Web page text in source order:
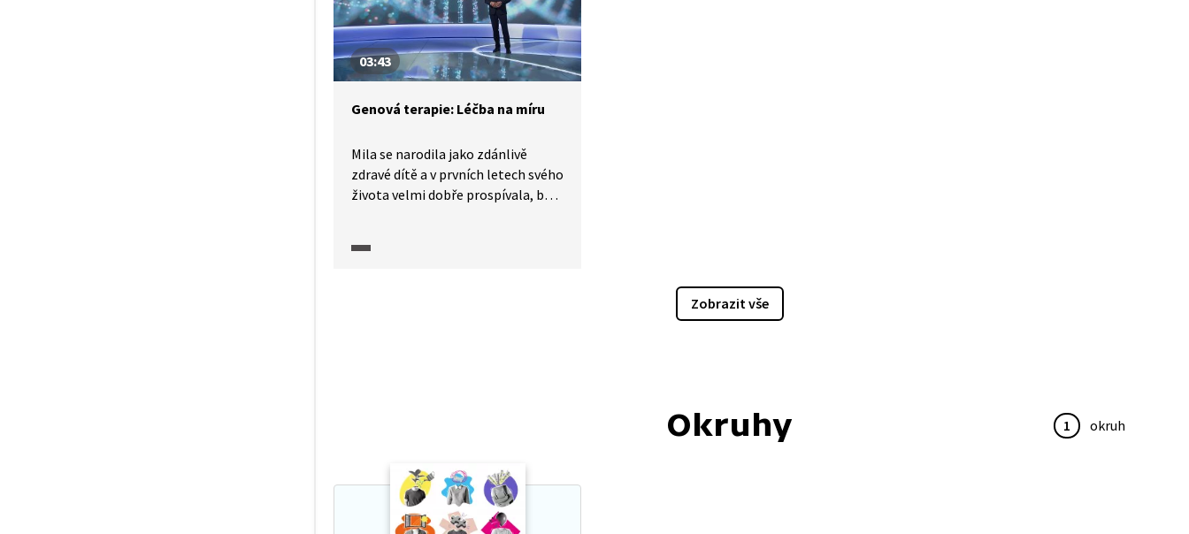
nádoby.
03:43
Genová terapie: Léčba na míru
Mila se narodila jako zdánlivě
zdravé dítě a v prvních letech svého
života velmi dobře prospívala, byla
příznaky vzácného genetického
genová terapie. Běžně dostupné
léky jsou vyráběny tak, aby
vyhovovaly co nejširšímu spektru
Zobrazit vše
Okruhy 1 okruh